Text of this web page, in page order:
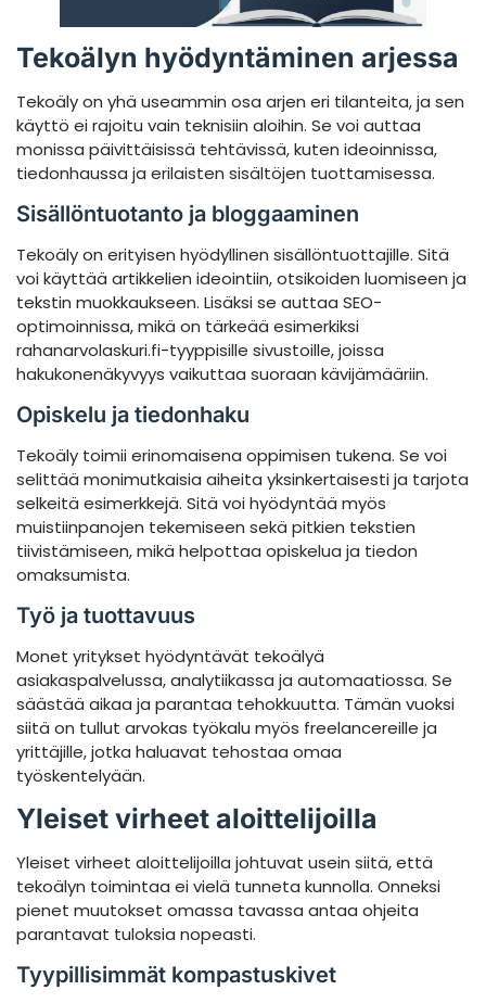
Tekoälyn hyödyntäminen arjessa
Tekoäly on yhä useammin osa arjen eri tilanteita, ja sen
käyttö ei rajoitu vain teknisiin aloihin. Se voi auttaa
monissa päivittäisissä tehtävissä, kuten ideoinnissa,
tiedonhaussa ja erilaisten sisältöjen tuottamisessa.
Sisällöntuotanto ja bloggaaminen
Tekoäly on erityisen hyödyllinen sisällöntuottajille. Sitä
voi käyttää artikkelien ideointiin, otsikoiden luomiseen ja
tekstin muokkaukseen. Lisäksi se auttaa SEO-
optimoinnissa, mikä on tärkeää esimerkiksi
rahanarvolaskuri.fi-tyyppisille sivustoille, joissa
hakukonenäkyvyys vaikuttaa suoraan kävijämääriin.
Opiskelu ja tiedonhaku
Tekoäly toimii erinomaisena oppimisen tukena. Se voi
selittää monimutkaisia aiheita yksinkertaisesti ja tarjota
selkeitä esimerkkejä. Sitä voi hyödyntää myös
muistiinpanojen tekemiseen sekä pitkien tekstien
tiivistämiseen, mikä helpottaa opiskelua ja tiedon
omaksumista.
Työ ja tuottavuus
Monet yritykset hyödyntävät tekoälyä
asiakaspalvelussa, analytiikassa ja automaatiossa. Se
säästää aikaa ja parantaa tehokkuutta. Tämän vuoksi
siitä on tullut arvokas työkalu myös freelancereille ja
yrittäjille, jotka haluavat tehostaa omaa
työskentelyään.
Yleiset virheet aloittelijoilla
Yleiset virheet aloittelijoilla johtuvat usein siitä, että
tekoälyn toimintaa ei vielä tunneta kunnolla. Onneksi
pienet muutokset omassa tavassa antaa ohjeita
parantavat tuloksia nopeasti.
Tyypillisimmät kompastuskivet